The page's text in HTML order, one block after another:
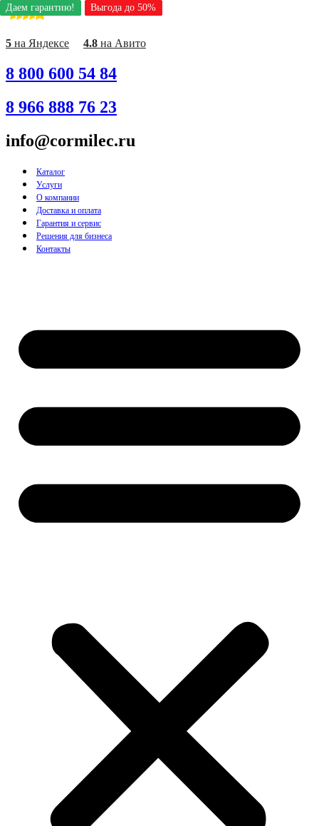
Перейти
к
содержимому
5 на Яндексе 4.8 на Авито
8 800 600 54 84
8 966 888 76 23
info@cormilec.ru
Каталог
Услуги
О компании
Доставка и оплата
Гарантия и сервис
Решения для бизнеса
Контакты
Даем гарантию! Выгода до 50%
Даем гарантию! Выгода до 50%
Даем гарантию! Выгода до 50%
Даем гарантию! Выгода до 50%
Даем гарантию! Выгода до 50%
Даем гарантию! Выгода до 50%
Даем гарантию! Выгода до 50%
Даем гарантию! Выгода до 50%
Даем гарантию! Выгода до 50%